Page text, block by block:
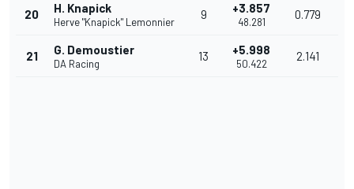
20 H. Knapick
Herve "Knapick" Lemonnier
9 +3.857
48.281
0.779
21 G. Demoustier
DA Racing
13 +5.998
50.422
2.141